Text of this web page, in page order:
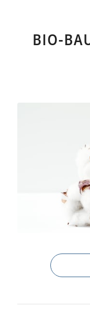
BIO-